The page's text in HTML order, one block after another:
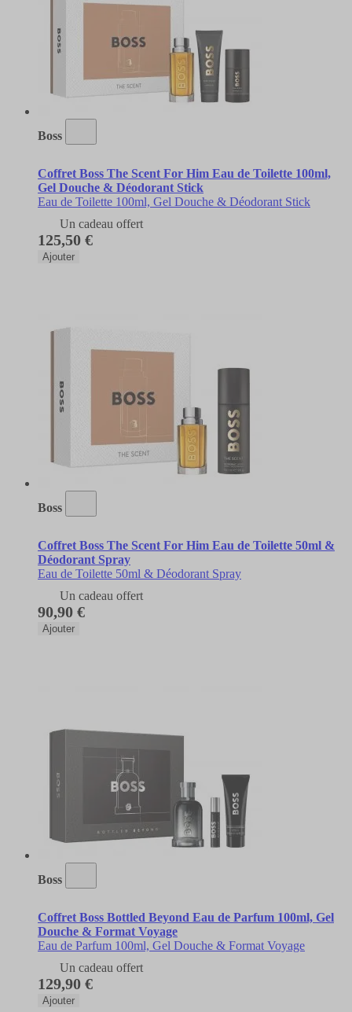
Boss
Coffret Boss The Scent For Him Eau de Toilette 100ml,
Gel Douche & Déodorant Stick
Eau de Toilette 100ml, Gel Douche & Déodorant Stick
Un cadeau offert
125,50 €
Ajouter
Boss
Coffret Boss The Scent For Him Eau de Toilette 50ml &
Déodorant Spray
Eau de Toilette 50ml & Déodorant Spray
Un cadeau offert
90,90 €
Ajouter
Boss
Coffret Boss Bottled Beyond Eau de Parfum 100ml, Gel
Douche & Format Voyage
Eau de Parfum 100ml, Gel Douche & Format Voyage
Un cadeau offert
129,90 €
Ajouter